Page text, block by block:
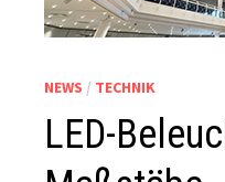
NEWS / TECHNIK
LED-